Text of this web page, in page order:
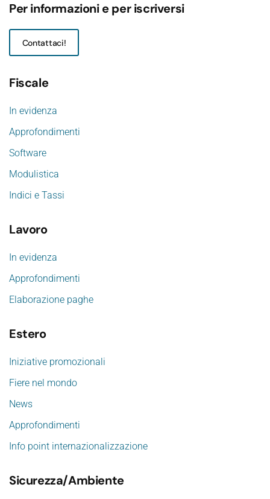
Per informazioni e per iscriversi
Contattaci!
Fiscale
In evidenza
Approfondimenti
Software
Modulistica
Indici e Tassi
Lavoro
In evidenza
Approfondimenti
Elaborazione paghe
Estero
Iniziative promozionali
Fiere nel mondo
News
Approfondimenti
Info point internazionalizzazione
Sicurezza/Ambiente